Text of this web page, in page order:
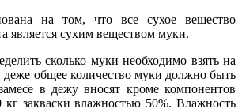
на том, что все сухое вещество
является сухим веществом муки.
сколько муки необходимо взять на
деже общее количество муки должно быть
в дежу вносят кроме компонентов
кг закваски влажностью 50%. Влажность